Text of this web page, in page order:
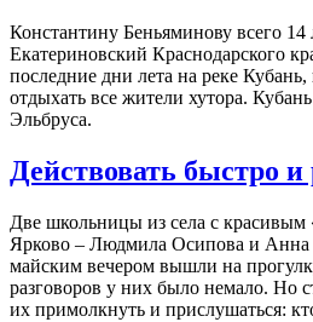
Константину Беньяминову всего
Екатериновский Краснодарского
последние дни лета на реке
отдыхать все жители хутора.
Эльбруса.
Действовать быстро
Две школьницы из села с красивым
Ярково – Людмила Осипова и Анна
майским вечером вышли на
разговоров у них было немало. Но
их примолкнуть и прислушаться: